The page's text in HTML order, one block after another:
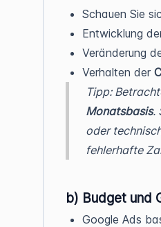
Schauen Sie
Entwicklung
Veränderung
Verhalten der
Tipp:
Monatsbasis.
oder
fehlerhafte
b) Budget und
Google Ads